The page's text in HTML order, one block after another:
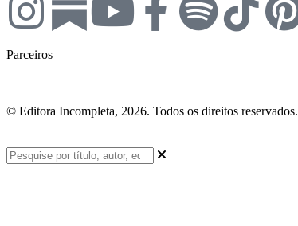
Parceiros
© Editora Incompleta, 2026. Todos os direitos reservados.